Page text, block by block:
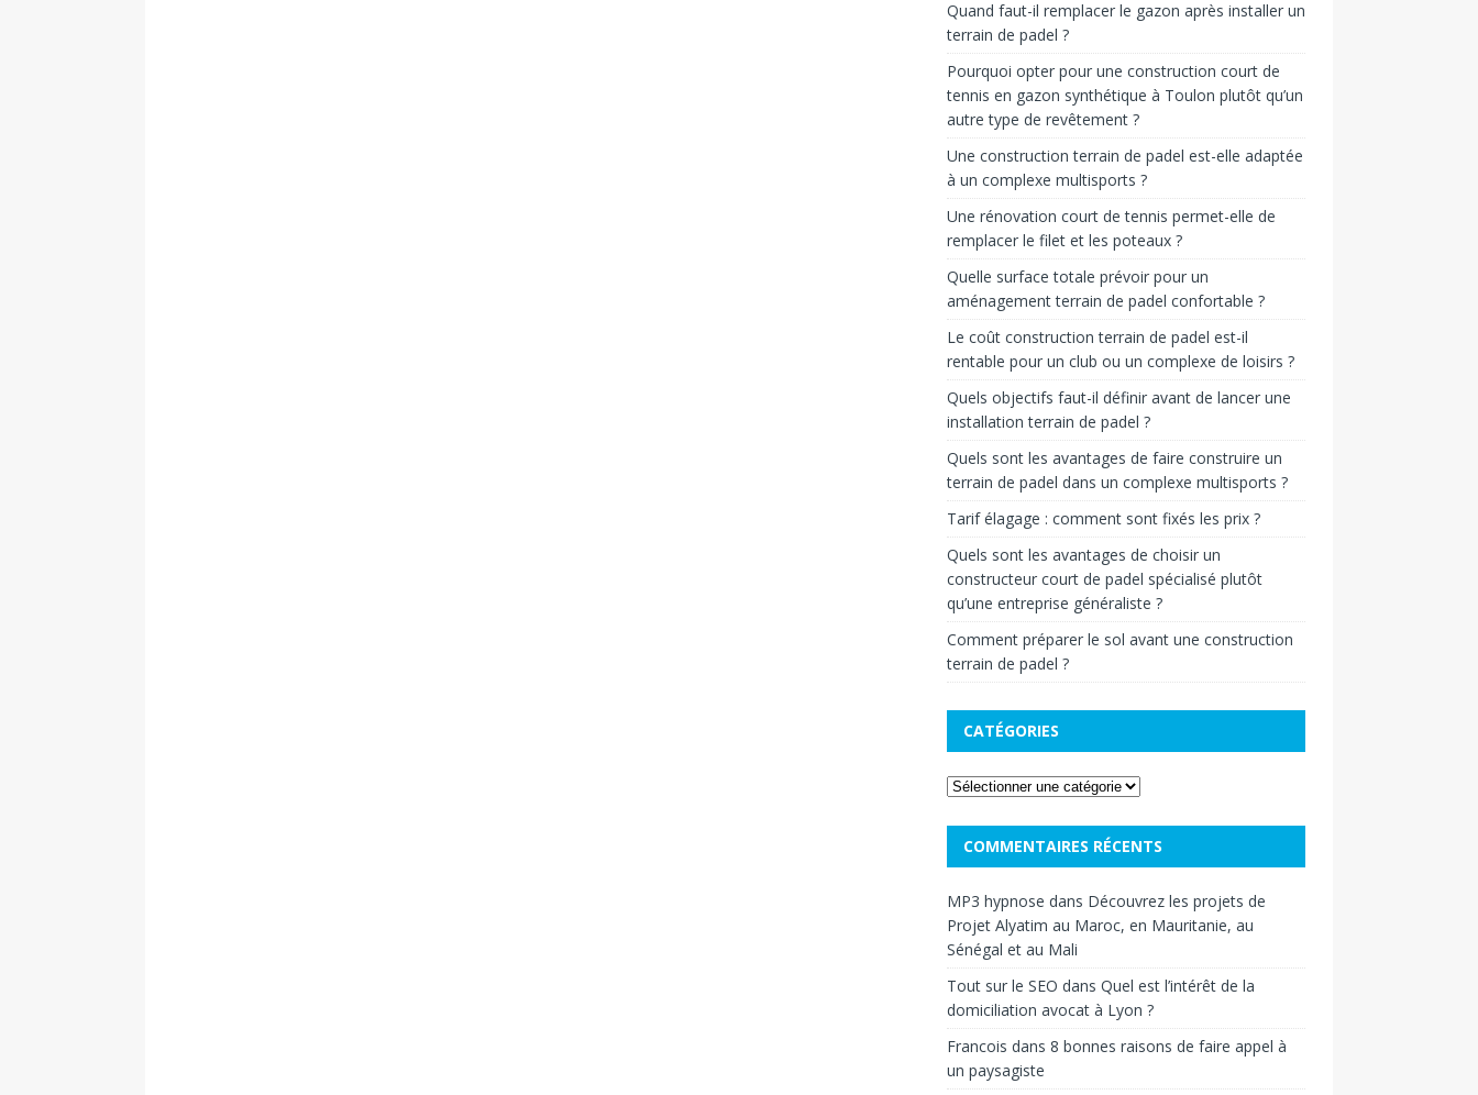
Quand faut-il remplacer le gazon après installer un
terrain de padel ?
Pourquoi opter pour une construction court de
tennis en gazon synthétique à Toulon plutôt qu’un
autre type de revêtement ?
Une construction terrain de padel est-elle adaptée
à un complexe multisports ?
Une rénovation court de tennis permet-elle de
remplacer le filet et les poteaux ?
Quelle surface totale prévoir pour un
aménagement terrain de padel confortable ?
Le coût construction terrain de padel est-il
rentable pour un club ou un complexe de loisirs ?
Quels objectifs faut-il définir avant de lancer une
installation terrain de padel ?
Quels sont les avantages de faire construire un
terrain de padel dans un complexe multisports ?
Tarif élagage : comment sont fixés les prix ?
Quels sont les avantages de choisir un
constructeur court de padel spécialisé plutôt
qu’une entreprise généraliste ?
Comment préparer le sol avant une construction
terrain de padel ?
CATÉGORIES
COMMENTAIRES RÉCENTS
MP3 hypnose dans Découvrez les projets de
Projet Alyatim au Maroc, en Mauritanie, au
Sénégal et au Mali
Tout sur le SEO dans Quel est l’intérêt de la
domiciliation avocat à Lyon ?
Francois dans 8 bonnes raisons de faire appel à
un paysagiste